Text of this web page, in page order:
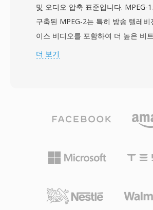
캔 모드를 지원하여, 시네마틱 및 방
촬영 방식을 모두 수용합니다. 디렉
화된 클립을 탐색하기 위한 재생목록
하는 엄격한 사양을 따르며, 호환 디
습니다. 이 형식은 캠코더 시장에서
사용되며, 주요 비디오 편집 애플리
및 오디오 압축 표준입니다. MPEG-
구축된 MPEG-2는 특히 방송 텔레비
이스 비디오를 포함하여 더 높은 비
상도를 처리하도록 설계되어, 표준 화
까지 특정 성능 단계를 목표로 하는
채택되어 전 세계 디지털 텔레비전의
되었으며, DVD-Video의 비디오 코덱
송 스트림 계층은 잡음이 있는 채널
더 보기